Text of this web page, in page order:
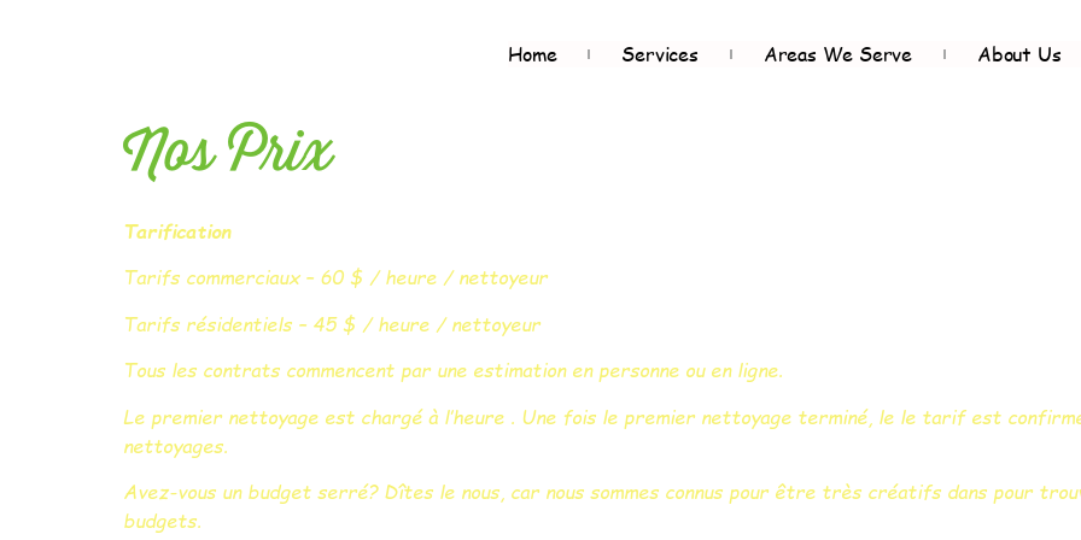
Home Services Areas We Serve About Us
Nos Prix
Tarification
Tarifs commerciaux – 60 $ / heure / nettoyeur
Tarifs résidentiels – 45 $ / heure / nettoyeur
Tous les contrats commencent par une estimation en personne ou en ligne.
Le premier nettoyage est chargé à l’heure . Une fois le premier nettoyage terminé, le le tarif est
nettoyages.
Avez-vous un budget serré? Dîtes le nous, car nous sommes connus pour être très créatifs dans pour
budgets.